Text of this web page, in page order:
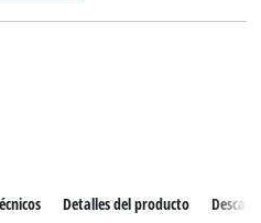
Detalles del producto